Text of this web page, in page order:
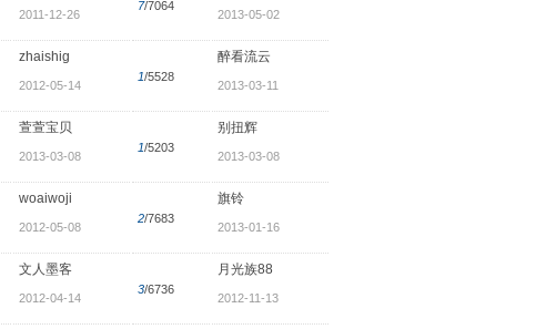
2011-12-26
7/7064
2013-05-02
zhaishig
2012-05-14
1/5528
醉看流云
2013-03-11
萱萱宝贝
2013-03-08
1/5203
别扭辉
2013-03-08
woaiwoji
2012-05-08
2/7683
旗铃
2013-01-16
文人墨客
2012-04-14
3/6736
月光族88
2012-11-13